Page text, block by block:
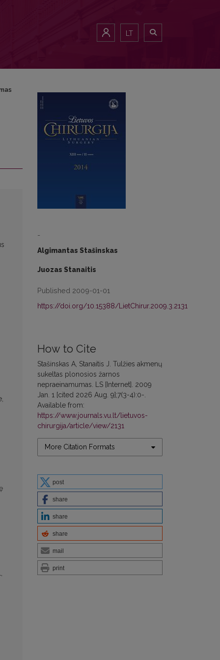
LT
-
Algimantas Stašinskas
Juozas Stanaitis
Published 2009-01-01
https://doi.org/10.15388/LietChirur.2009.3.2131
How to Cite
Stašinskas A, Stanaitis J. Tulžies akmenų
sukeltas plonosios žarnos
nepraeinamumas. LS [Internet]. 2009
Jan. 1 [cited 2026 Aug. 9];7(3-4):0-.
Available from:
https://www.journals.vu.lt/lietuvos-
chirurgija/article/view/2131
More Citation Formats
post
share
share
share
mail
print